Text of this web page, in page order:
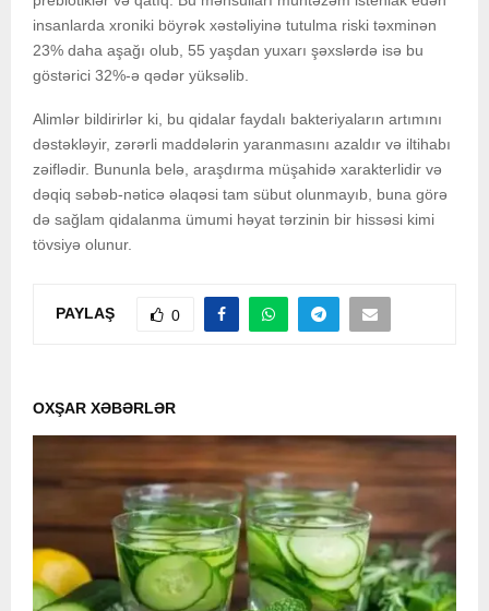
insanlarda xroniki böyrək xəstəliyinə tutulma riski təxminən
23% daha aşağı olub, 55 yaşdan yuxarı şəxslərdə isə bu
göstərici 32%-ə qədər yüksəlib.
Alimlər bildirirlər ki, bu qidalar faydalı bakteriyaların artımını
dəstəkləyir, zərərli maddələrin yaranmasını azaldır və iltihabı
zəiflədir. Bununla belə, araşdırma müşahidə xarakterlidir və
dəqiq səbəb-nəticə əlaqəsi tam sübut olunmayıb, buna görə
də sağlam qidalanma ümumi həyat tərzinin bir hissəsi kimi
tövsiyə olunur.
PAYLAŞ 0
OXŞAR XƏBƏRLƏR